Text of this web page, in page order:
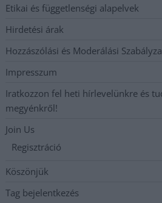
Etikai és függetlenségi alapelvek
Hirdetési árak
Hozzászólási és Moderálási
Impresszum
Iratkozzon fel heti hírlevelünkre és
megyénkről!
Join Us
Regisztráció
Köszönjük
Tag bejelentkezés